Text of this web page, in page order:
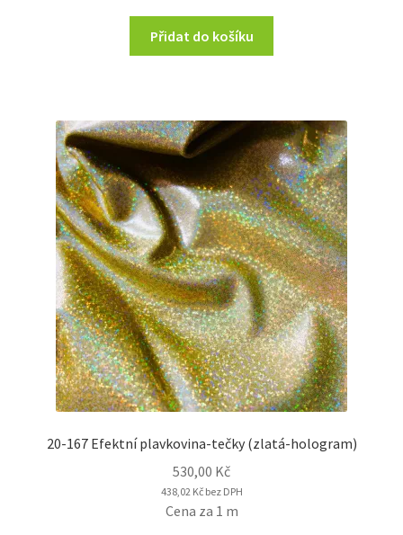
Přidat do košíku
20-167 Efektní plavkovina-tečky (zlatá-hologram)
530,00 Kč
438,02 Kčbez DPH
Cena za 1 m